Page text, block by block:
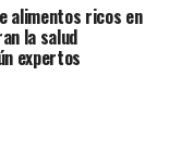
alimentos ricos en
la salud
expertos